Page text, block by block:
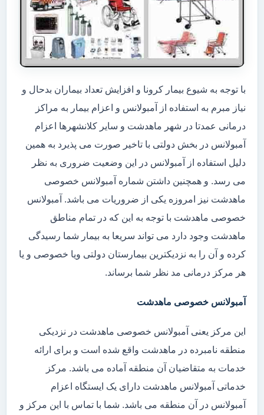
با توجه به شیوع بیمار کرونا و افزایش تعداد بیماران بدحال و
نیاز مبرم به استفاده از آمبولانس و اعزام بیمار به مراکز
درمانی عمدتا در شهر ماهدشت و سایر کلانشهرها اعزام
آمبولانس در بخش دولتی با تاخیر صورت می پذیرد به همین
دلیل استفاده از آمبولانس در این وضعیت ضروری به نظر
می رسد. و همچنین داشتن شماره آمبولانس خصوصی
ماهدشت نیز امروزه یکی از ضروریات می باشد. آمبولانس
خصوصی ماهدشت با توجه به این که در تمام مناطق
ماهدشت وجود دارد می تواند سریعا به بیمار شما رسیدگی
کرده و آن را به نزدیکترین بیمارستان دولتی ویا خصوصی و یا
هر مرکز درمانی مد نظر شما برساند.
آمبولانس خصوصی ماهدشت
این مرکز یعنی آمبولانس خصوصی ماهدشت در نزدیکی
منطقه نامبرده در ماهدشت واقع شده است و برای ارائه
خدمات به متقاضیان آن منطقه آماده می باشد. مرکز
خدماتی آمبولانس ماهدشت دارای یک ایستگاه اعزام
آمبولانس در آن منطقه می باشد. شما با تماس با این مرکز و